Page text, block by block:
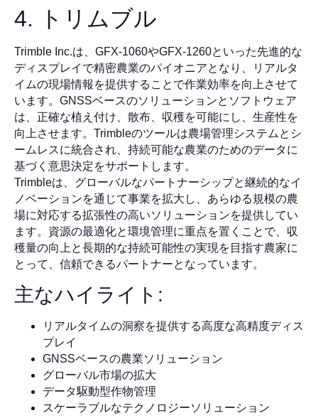
4. トリムブル
Trimble Inc.は、GFX-1060やGFX-1260といった先進的な
ディスプレイで精密農業のパイオニアとなり、リアルタ
イムの現場情報を提供することで作業効率を向上させて
います。GNSSベースのソリューションとソフトウェア
は、正確な植え付け、散布、収穫を可能にし、生産性を
向上させます。Trimbleのツールは農場管理システムとシ
ームレスに統合され、持続可能な農業のためのデータに
基づく意思決定をサポートします。
Trimbleは、グローバルなパートナーシップと継続的なイ
ノベーションを通じて事業を拡大し、あらゆる規模の農
場に対応する拡張性の高いソリューションを提供してい
ます。資源の最適化と環境管理に重点を置くことで、収
穫量の向上と長期的な持続可能性の実現を目指す農家に
とって、信頼できるパートナーとなっています。
主なハイライト:
リアルタイムの洞察を提供する高度な高精度ディス
プレイ
GNSSベースの農業ソリューション
グローバル市場の拡大
データ駆動型作物管理
スケーラブルなテクノロジーソリューション